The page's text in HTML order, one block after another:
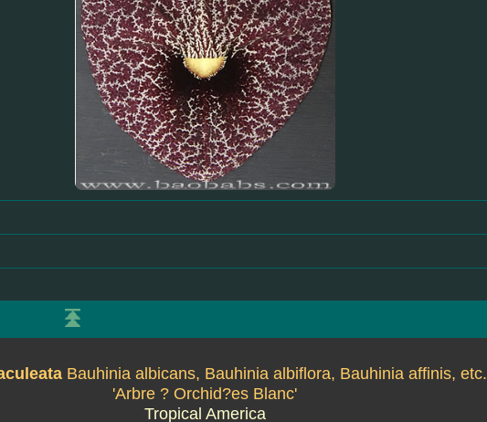
Bauhinia albicans, Bauhinia albiflora, Bauhinia affinis, etc.
'Arbre ? Orchid?es Blanc'
Tropical America